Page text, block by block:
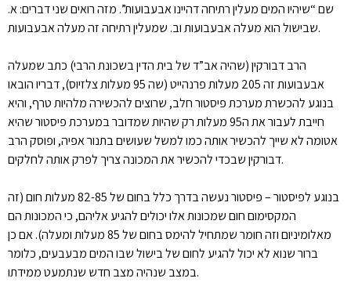
שם “שיהיו המים מעלין רתיחה דהיינו אבעבועות”. מזה רואים שני דברים: א.
שבישול הוא מעלה אבעבועות וב. שמעלין רתיחה זה מעלה אבעבועות.
הרב דבורקין (שהיה אב”ד של בית הדין בשכונת הרבי) כתב שמעלה
אבעבועות זה 205 מעלות פרנהייט (שה 95 מעלות צלזיוס), דבריו הובאו
בנוגע להכשרת מערכת פיסטור חלב, שרוצים להכשירה מלהיות טרף, והיא
חייבת לעבור את ה95 מעלות רק שהיות שמדובר במערכת פיסטור שהיא
אטומה לא שייך להכשיר אותה כמו למשל שעושים בתנור אפיה, ופוסק הרב
דבורקין שבכדי להכשיר את המכונה צריך לפרק אותה לחלקים.
בנוגע לפיסטור – פיסטור נעשה בדרך כלל בחום של 82-85 מעלות חום (זה
המקסימום חום שמכונות אלו יכולים להגיע אליהם, כי המכונות הם
מאלומיניום וזה חומר שמתחיל להימס בחום של 85 מעלות ומעלה). אם כן
ברור שנוא לא יכול להגיע לחום של בישול שבו המים מבעבעים, כלומר
במצב שנהיה מצב חדש שנתמעט ממידתו.